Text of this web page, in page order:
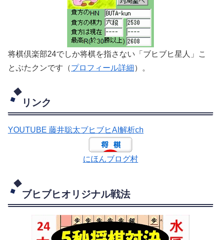
将棋倶楽部24でしか将棋を指さない「ブヒブヒ星人」こ
とぶたクンです（プロフィール詳細）。
リンク
YOUTUBE 藤井聡太ブヒブヒAI解析ch
にほんブログ村
ブヒブヒオリジナル戦法